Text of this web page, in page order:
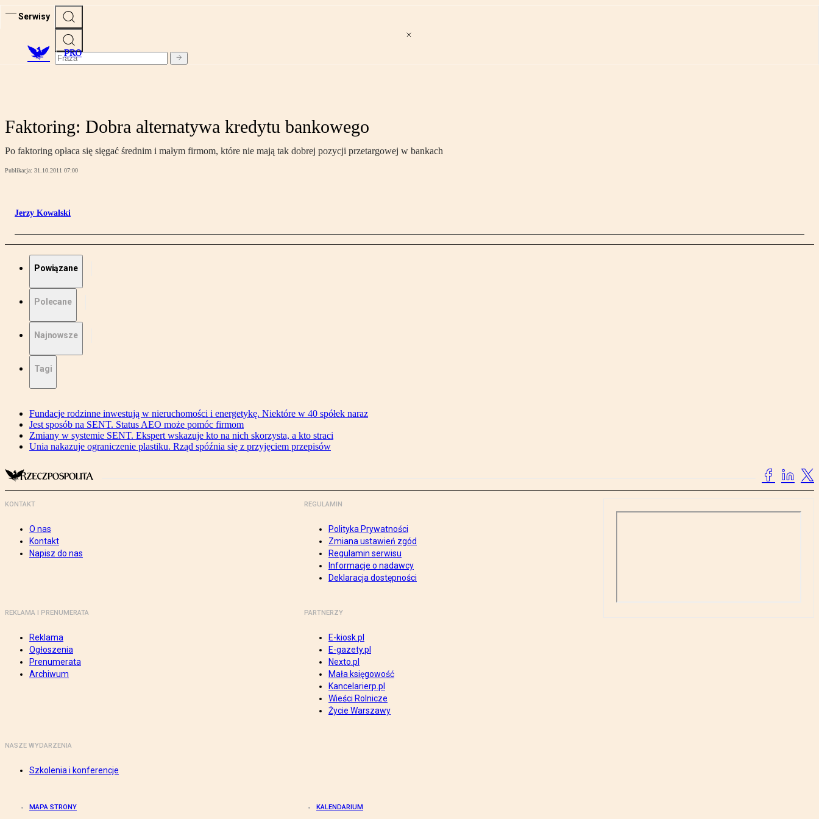
Serwisy
PRO
Faktoring: Dobra alternatywa kredytu bankowego
Po faktoring opłaca się sięgać średnim i małym firmom, które nie mają tak dobrej pozycji przetargowej w bankach
Publikacja: 31.10.2011 07:00
Jerzy Kowalski
Powiązane
Polecane
Najnowsze
Tagi
Fundacje rodzinne inwestują w nieruchomości i energetykę. Niektóre w 40 spółek naraz
Jest sposób na SENT. Status AEO może pomóc firmom
Zmiany w systemie SENT. Ekspert wskazuje kto na nich skorzysta, a kto straci
Unia nakazuje ograniczenie plastiku. Rząd spóźnia się z przyjęciem przepisów
KONTAKT
O nas
Kontakt
Napisz do nas
REGULAMIN
Polityka Prywatności
Zmiana ustawień zgód
Regulamin serwisu
Informacje o nadawcy
Deklaracja dostępności
REKLAMA I PRENUMERATA
Reklama
Ogłoszenia
Prenumerata
Archiwum
PARTNERZY
E-kiosk.pl
E-gazety.pl
Nexto.pl
Mała księgowość
Kancelarierp.pl
Wieści Rolnicze
Życie Warszawy
NASZE WYDARZENIA
Szkolenia i konferencje
MAPA STRONY KALENDARIUM